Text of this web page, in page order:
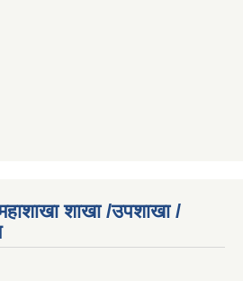
शाखा /उपशाखा /